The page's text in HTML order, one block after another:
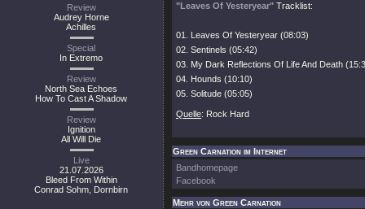
Review
Audrey Horne
Achilles
Special
In Extremo
Review
North Sea Echoes
How To Cast A Shadow
Review
Ignition
All Will Die
Live
21.07.2026
Bleed From Within
Conrad Sohm, Dornbirn
"Leaves Of Yesteryear" Tracklist:
01. Leaves Of Yesteryear (08:03)
02. Sentinels (05:42)
03. My Dark Reflections Of Life And Death
04. Hounds (10:10)
05. Solitude (05:05)
Quelle: Rock Hard
Green Carnation im Internet
Bandhomepage
Facebook
Mehr von Green Carnation